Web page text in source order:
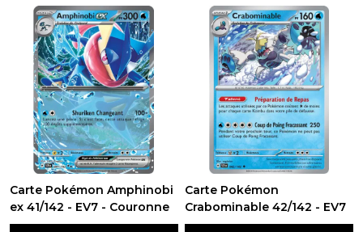
Carte Pokémon Amphinobi
ex 41/142 - EV7 - Couronne
Stellaire-Ev7 - Couronne Stellaire
Carte Pokémon
Crabominable 42/142 - EV7
- Couronne Stellaire-Ev7 -